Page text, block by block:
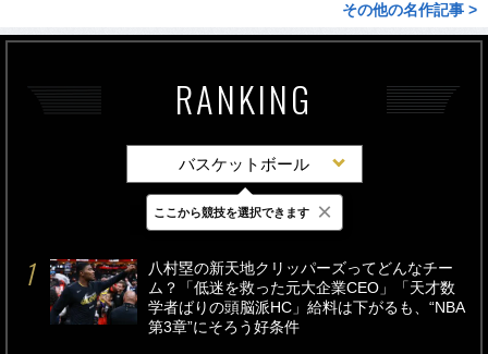
その他の名作記事 >
RANKING
バスケットボール
最新 24時間 週間
八村塁の新天地クリッパーズってどんなチー
ム？「低迷を救った元大企業CEO」「天才数
学者ばりの頭脳派HC」給料は下がるも、“NBA
第3章”にそろう好条件
ここから競技を選択できます ×